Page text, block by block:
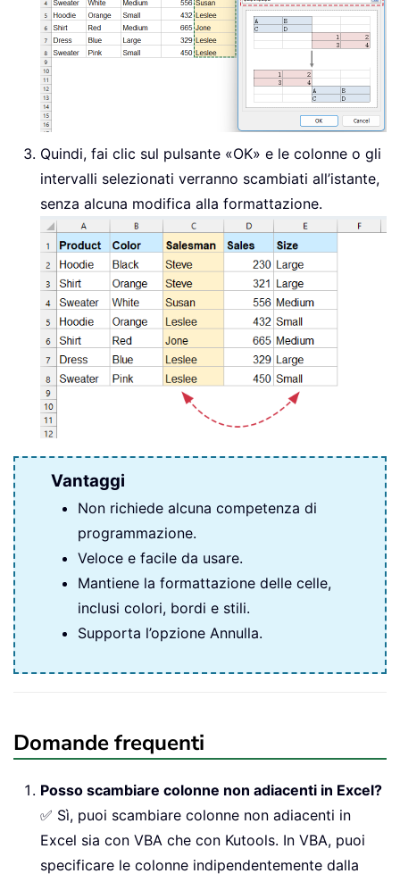
Quindi, fai clic sul pulsante «OK» e le colonne o gli
intervalli selezionati verranno scambiati all’istante,
senza alcuna modifica alla formattazione.
Vantaggi
Non richiede alcuna competenza di
programmazione.
Veloce e facile da usare.
Mantiene la formattazione delle celle,
inclusi colori, bordi e stili.
Supporta l’opzione Annulla.
Domande frequenti
Posso scambiare colonne non adiacenti in Excel?
✅ Sì, puoi scambiare colonne non adiacenti in
Excel sia con VBA che con Kutools. In VBA, puoi
specificare le colonne indipendentemente dalla